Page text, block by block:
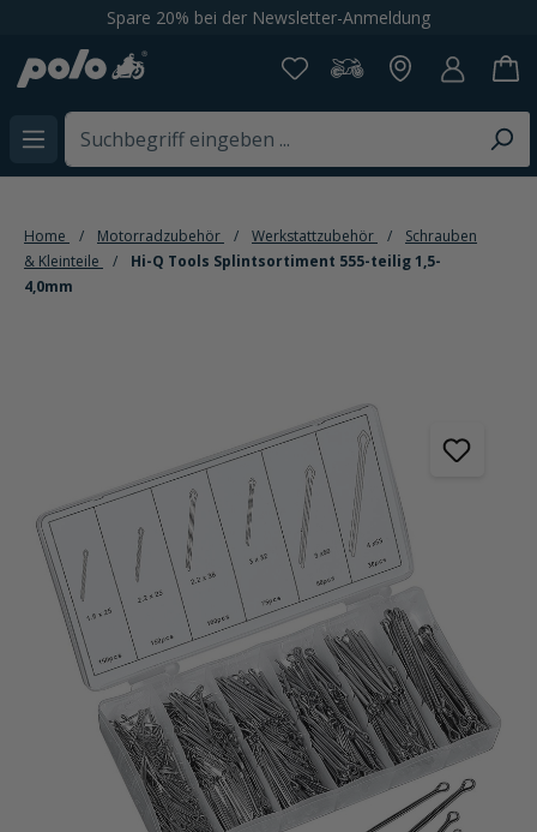
springenSpare 20% bei der Newsletter-Anmeldung
Home Motorradzubehör Werkstattzubehör
Schrauben
& Kleinteile
Hi-Q Tools Splintsortiment 555-teilig 1,5-
4,0mm